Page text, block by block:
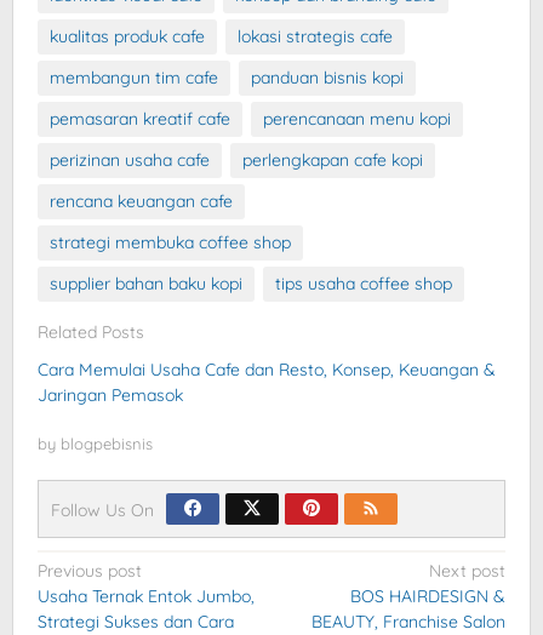
kualitas produk cafe
lokasi strategis cafe
membangun tim cafe
panduan bisnis kopi
pemasaran kreatif cafe
perencanaan menu kopi
perizinan usaha cafe
perlengkapan cafe kopi
rencana keuangan cafe
strategi membuka coffee shop
supplier bahan baku kopi
tips usaha coffee shop
Related Posts
Cara Memulai Usaha Cafe dan Resto, Konsep, Keuangan &
Jaringan Pemasok
by blogpebisnis
Follow Us On
Post
navigation
Previous post
Usaha Ternak Entok Jumbo,
Strategi Sukses dan Cara
Next post
BOS HAIRDESIGN &
BEAUTY, Franchise Salon